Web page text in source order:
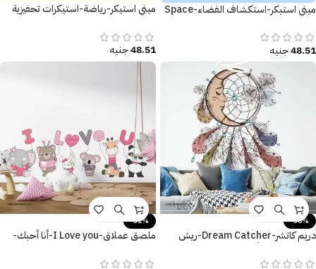
ميني استيكر-استكشاف الفضاء-Space
48.51جنيه
ميني استيكر-رياضة-استيكرات تحفيزية
48.51جنيه
-36%
دريم كاتشر-Dream Catcher-ريش
-31%
ملصق عملاق-I Love you-أنا أحبك-